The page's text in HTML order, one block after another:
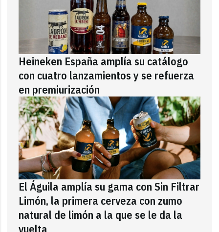
Heineken España amplía su catálogo
con cuatro lanzamientos y se refuerza
en premiurización
El Águila amplía su gama con Sin Filtrar
Limón, la primera cerveza con zumo
natural de limón a la que se le da la
vuelta